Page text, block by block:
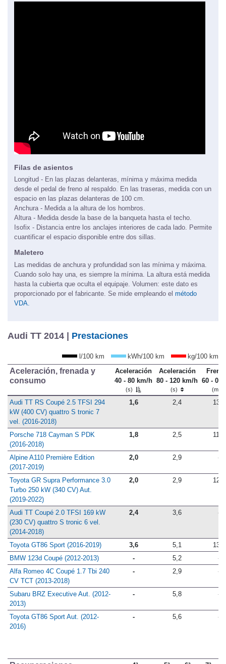
Filas de asientos
Longitud - En las plazas delanteras, mínima y máxima medida
desde el pedal de freno al respaldo. En las traseras, medida con un
espacio en las plazas delanteras de 100 cm.
Anchura - Medida a la altura de los hombros.
Altura - Medida desde la base de la banqueta hasta el techo.
Isofix - Distancia entre los anclajes interiores de cada lado. Permite
cuantificar el espacio disponible entre dos sillas.
Maletero
Las medidas de anchura y profundidad son las mínima y máxima.
Cuando solo hay una, es siempre la mínima. La altura está medida
hasta la cubierta que oculta el equipaje. Volumen: este dato es
proporcionado por el fabricante. Se mide empleando el método
VDA.
Audi TT 2014 | Prestaciones
l/100 km kWh/100 km kg/100 km
Aceleración, frenada y
consumo
Aceleración
40 - 80 km/h
(s)
Aceleración
80 - 120 km/h
(s)
60 - 0
(m)
Audi TT RS Coupé 2.5 TFSI 294
kW (400 CV) quattro S tronic 7
vel. (2016-2018)
1,6 2,4 13,8
Porsche 718 Cayman S PDK
(2016-2018)
1,8 2,5 11,5
Alpine A110 Première Edition
(2017-2019)
2,0 2,9 -
Toyota GR Supra Performance 3.0
Turbo 250 kW (340 CV) Aut.
(2019-2022)
2,0 2,9 12,7
Audi TT Coupé 2.0 TFSI 169 kW
(230 CV) quattro S tronic 6 vel.
(2014-2018)
2,4 3,6 -
Toyota GT86 Sport (2016-2019) 3,6 5,1
13,8
BMW 123d Coupé (2012-2013)
- 5,2
-
Alfa Romeo 4C Coupé 1.7 Tbi 240
CV TCT (2013-2018)
- 2,9 -
Subaru BRZ Executive Aut. (2012-
2013)
- 5,8 -
Toyota GT86 Sport Aut. (2012-
2016)
- 5,6 -